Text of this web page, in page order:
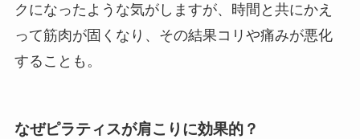
クになったような気がしますが、時間と共にかえ
って筋肉が固くなり、その結果コリや痛みが悪化
することも。
なぜピラティスが肩こりに効果的？